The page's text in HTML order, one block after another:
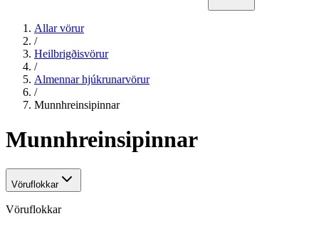
Allar vörur
/
Heilbrigðisvörur
/
Almennar hjúkrunarvörur
/
Munnhreinsipinnar
Munnhreinsipinnar
Vöruflokkar
Vöruflokkar